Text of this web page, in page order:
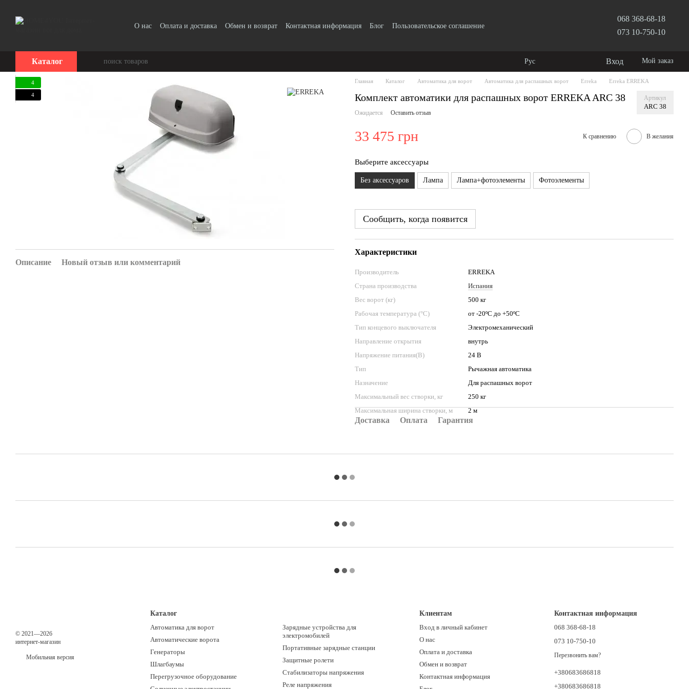
О нас Оплата и доставка Обмен и возврат Контактная информация Блог
Пользовательское соглашение
068 368-68-18
073 10-750-10
Каталог Рус Вход Мой заказ
4
4
Описание Новый отзыв или комментарий
Главная Каталог Автоматика для ворот Автоматика для распашных ворот Erreka Erreka ERREKA
Комплект автоматики для распашных ворот ERREKA ARC 38 Артикул
ARC 38
Ожидается Оставить отзыв
33 475 грн К сравнению В желания
Выберите аксессуары
Без аксессуаров Лампа Лампа+фотоэлементы Фотоэлементы
Сообщить, когда появится
Характеристики
Производитель
ERREKA
Страна производства
Испания
Вес ворот (кг)
500 кг
Рабочая температура (°C)
от -20ºС до +50ºС
Тип концевого выключателя
Электромеханический
Направление открытия
внутрь
Напряжение питания(В)
24 В
Тип
Рычажная автоматика
Назначение
Для распашных ворот
Максимальный вес створки, кг
250 кг
Максимальная ширина створки, м
2 м
Доставка Оплата Гарантия
© 2021—2026
интернет-магазин
Мобильная версия
Каталог
Автоматика для ворот
Автоматические ворота
Генераторы
Шлагбаумы
Перегрузочное оборудование
Зарядные устройства для
электромобилей
Портативные зарядные станции
Защитные ролети
Стабилизаторы напряжения
Реле напряжения
Клиентам
Вход в личный кабинет
О нас
Оплата и доставка
Обмен и возврат
Контактная информация
Контактная информация
068 368-68-18
073 10-750-10
Перезвонить вам?
+380683686818
+380683686818